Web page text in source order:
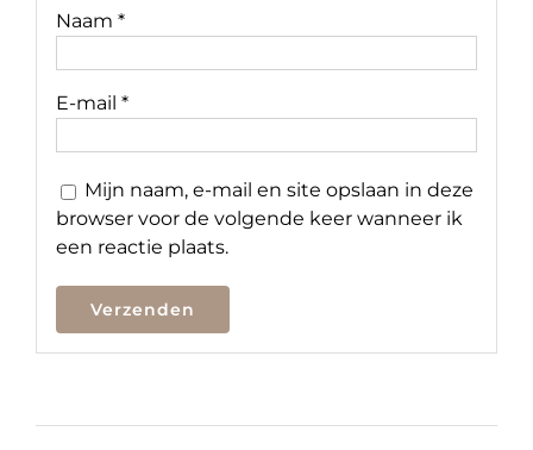
Naam *
E-mail *
Mijn naam, e-mail en site opslaan in deze
browser voor de volgende keer wanneer ik
een reactie plaats.